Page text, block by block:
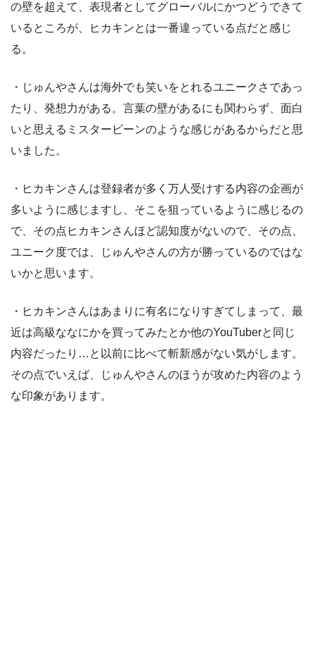
の壁を超えて、表現者としてグローバルにかつどうできて
いるところが、ヒカキンとは一番違っている点だと感じ
る。
・じゅんやさんは海外でも笑いをとれるユニークさであっ
たり、発想力がある。言葉の壁があるにも関わらず、面白
いと思えるミスタービーンのような感じがあるからだと思
いました。
・ヒカキンさんは登録者が多く万人受けする内容の企画が
多いように感じますし、そこを狙っているように感じるの
で、その点ヒカキンさんほど認知度がないので、その点、
ユニーク度では、じゅんやさんの方が勝っているのではな
いかと思います。
・ヒカキンさんはあまりに有名になりすぎてしまって、最
近は高級ななにかを買ってみたとか他のYouTuberと同じ
内容だったり…と以前に比べて斬新感がない気がします。
その点でいえば、じゅんやさんのほうが攻めた内容のよう
な印象があります。